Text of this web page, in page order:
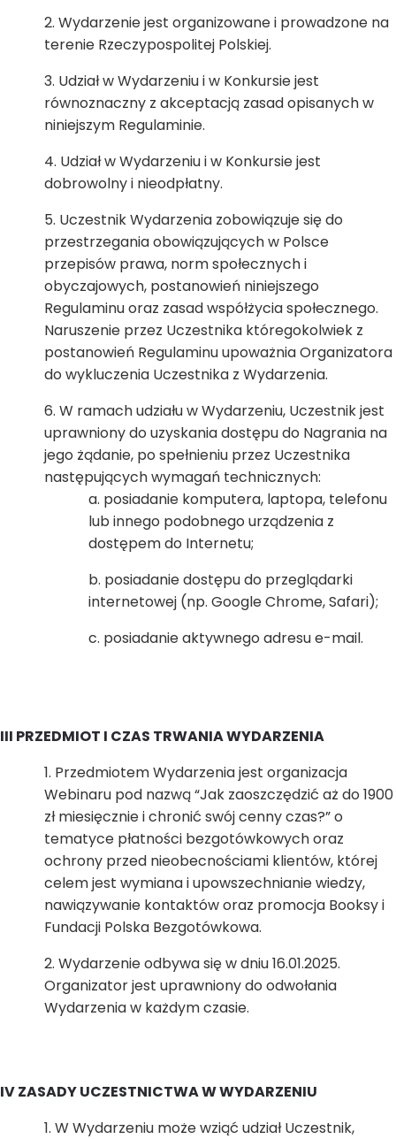
Wydarzenie jest organizowane i prowadzone na
terenie Rzeczypospolitej Polskiej.
Udział w Wydarzeniu i w Konkursie jest
równoznaczny z akceptacją zasad opisanych w
niniejszym Regulaminie.
Udział w Wydarzeniu i w Konkursie jest
dobrowolny i nieodpłatny.
Uczestnik Wydarzenia zobowiązuje się do
przestrzegania obowiązujących w Polsce
przepisów prawa, norm społecznych i
obyczajowych, postanowień niniejszego
Regulaminu oraz zasad współżycia społecznego.
Naruszenie przez Uczestnika któregokolwiek z
postanowień Regulaminu upoważnia Organizatora
do wykluczenia Uczestnika z Wydarzenia.
W ramach udziału w Wydarzeniu, Uczestnik jest
uprawniony do uzyskania dostępu do Nagrania na
jego żądanie, po spełnieniu przez Uczestnika
następujących wymagań technicznych:
posiadanie komputera, laptopa, telefonu
lub innego podobnego urządzenia z
dostępem do Internetu;
posiadanie dostępu do przeglądarki
internetowej (np. Google Chrome, Safari);
posiadanie aktywnego adresu e-mail.
III PRZEDMIOT I CZAS TRWANIA WYDARZENIA
Przedmiotem Wydarzenia jest organizacja
Webinaru pod nazwą “Jak zaoszczędzić aż do 1900
zł miesięcznie i chronić swój cenny czas?” o
tematyce płatności bezgotówkowych oraz
ochrony przed nieobecnościami klientów, której
celem jest wymiana i upowszechnianie wiedzy,
nawiązywanie kontaktów oraz promocja Booksy i
Fundacji Polska Bezgotówkowa.
Wydarzenie odbywa się w dniu 16.01.2025.
Organizator jest uprawniony do odwołania
Wydarzenia w każdym czasie.
IV ZASADY UCZESTNICTWA W WYDARZENIU
W Wydarzeniu może wziąć udział Uczestnik,